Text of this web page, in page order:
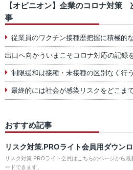
【オピニオン】企業のコロナ対策
事
従業員のワクチン接種歴把握に積極的
出口へ向かういまこそコロナ対応の記録
制限緩和は接種・未接種の区別なく行
最終的には社会が感染リスクをどこま
おすすめ記事
リスク対策.PROライト会員用ダウン
リスク対策.PROライト会員はこちらのページから最
ードできます。